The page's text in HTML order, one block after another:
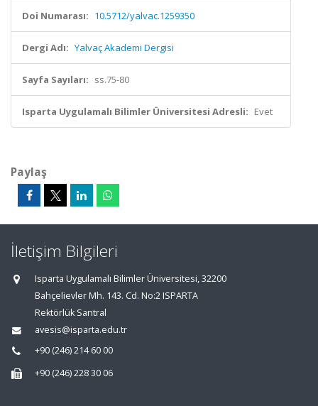
Doi Numarası: 10.5712/yalvac.1259350
Dergi Adı: Yalvaç Akademi Dergisi
Sayfa Sayıları: ss.75-80
Isparta Uygulamalı Bilimler Üniversitesi Adresli: Evet
Paylaş
İletişim Bilgileri
Isparta Uygulamalı Bilimler Üniversitesi, 32200
Bahçelievler Mh. 143. Cd. No:2 ISPARTA
Rektörlük Santral
avesis@isparta.edu.tr
+90 (246) 214 60 00
+90 (246) 228 30 06